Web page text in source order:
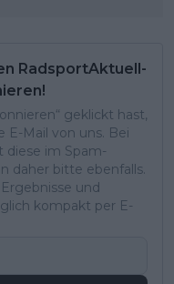
RadsportAktuell-
geklickt hast,
E-Mail von uns. Bei
diese im Spam-
daher bitte ebenfalls.
und
kompakt per E-